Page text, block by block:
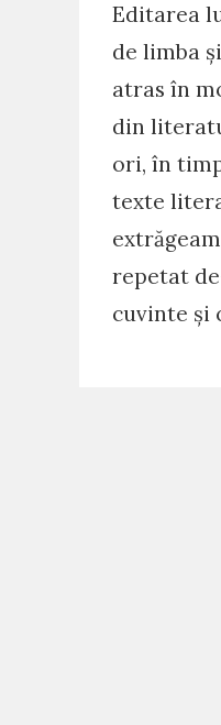
Editarea
de limba
atras în
din
ori, în
texte
repetat
cuvinte și